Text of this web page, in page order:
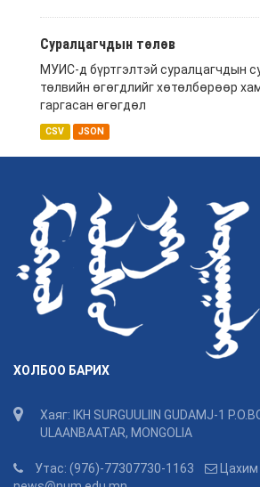
Суралцагчдын төлөв
МУИС-д бүртгэлтэй суралцагчдын
төлвийн өгөгдлийг хөтөлбөрөөр
гаргасан өгөгдөл
CSV JSON
ХОЛБОО БАРИХ
Хаяг: IKH SURGUULIIN GUDAMJ-1
ULAANBAATAR, MONGOLIA
Утас: (976)-77307730-1163